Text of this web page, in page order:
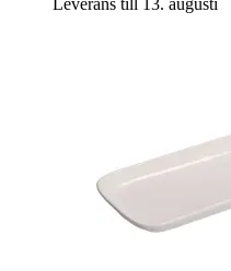
Leverans till 13. augusti